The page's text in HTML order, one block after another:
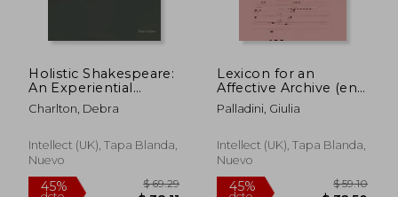
dcto. $ 130.77 dcto.
Holistic Shakespeare:
An Experiential
Learning Approach
(en Inglés)
Charlton, Debra
Intellect (UK), Tapa Blanda,
Nuevo
Lexicon for an
Affective Archive (en
Inglés)
Palladini, Giulia
Intellect (UK), Tapa Blanda,
Nuevo